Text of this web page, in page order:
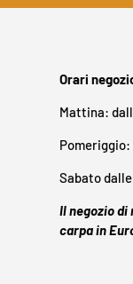
Orari
Mattina:
Pomeriggio:
Sabato
Il negozio
carpa in